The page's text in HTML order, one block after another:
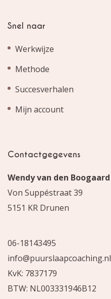
Snel naar
Werkwijze
Methode
Succesverhalen
Mijn account
Contactgegevens
Wendy van den Boogaard
Von Suppéstraat 39
5151 KR Drunen
06-18143495
info@puurslaapcoaching.nl
KvK: 7837179
BTW: NL003331946B12